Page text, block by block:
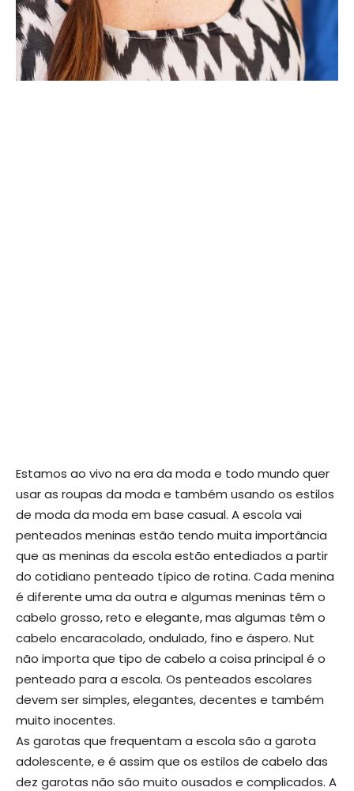
Estamos ao vivo na era da moda e todo mundo quer
usar as roupas da moda e também usando os estilos
de moda da moda em base casual. A escola vai
penteados meninas estão tendo muita importância
que as meninas da escola estão entediados a partir
do cotidiano penteado típico de rotina. Cada menina
é diferente uma da outra e algumas meninas têm o
cabelo grosso, reto e elegante, mas algumas têm o
cabelo encaracolado, ondulado, fino e áspero. Nut
não importa que tipo de cabelo a coisa principal é o
penteado para a escola. Os penteados escolares
devem ser simples, elegantes, decentes e também
muito inocentes.
As garotas que frequentam a escola são a garota
adolescente, e é assim que os estilos de cabelo das
dez garotas não são muito ousados ​​e complicados. A